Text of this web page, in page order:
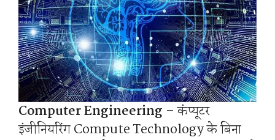
Computer Engineering – कंप्यूटर
इंजीनियरिंग Compute Technology के बिना